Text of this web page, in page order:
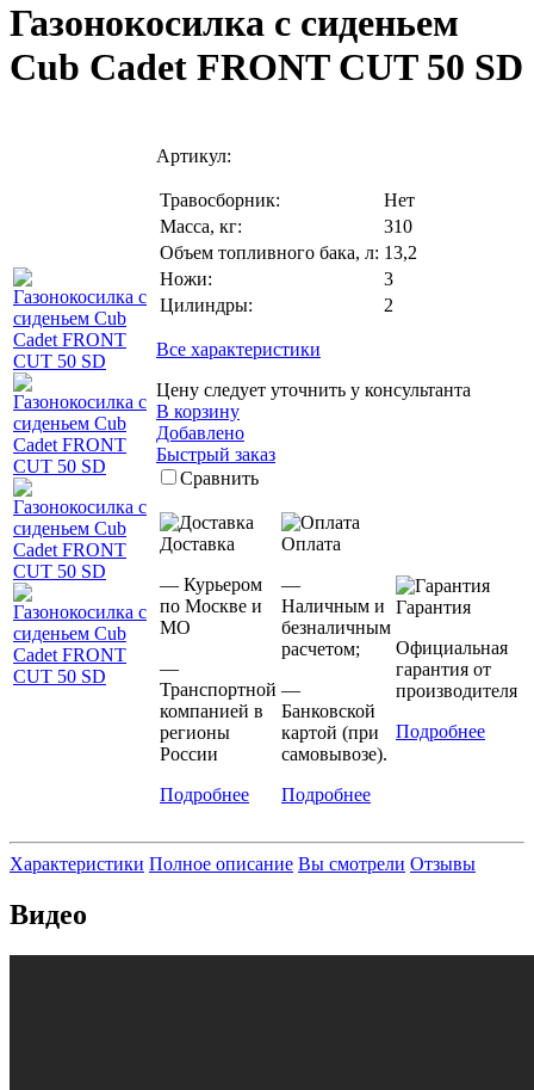
Газонокосилка с сиденьем
Cub Cadet FRONT CUT 50 SD
Артикул:
Травосборник:
Нет
Масса, кг:
310
Объем топливного бака, л: 13,2
Ножи:
3
Цилиндры:
2
Все характеристики
Цену следует уточнить у консультанта
В корзину
Добавлено
Быстрый заказ
Сравнить
Доставка
— Курьером
по Москве и
МО
—
Транспортной
компанией в
регионы
России
Подробнее
Оплата
—
Наличным и
безналичным
расчетом;
—
Банковской
картой (при
самовывозе).
Подробнее
Гарантия
Официальная
гарантия от
производителя
Подробнее
Характеристики Полное описание Вы смотрели Отзывы
Видео